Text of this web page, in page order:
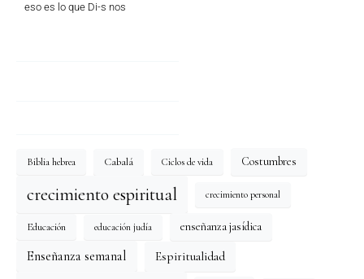
eso es lo que Di-s nos
Biblia hebrea Cabalá Ciclos de vida Costumbres
crecimiento espiritual crecimiento personal
Educación educación judía enseñanza jasídica
Enseñanza semanal Espiritualidad